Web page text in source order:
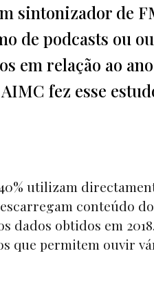
sintonizador de
de podcasts ou
em relação ao
fez esse
utilizam
conteúdo do
obtidos em
que permitem ouvir